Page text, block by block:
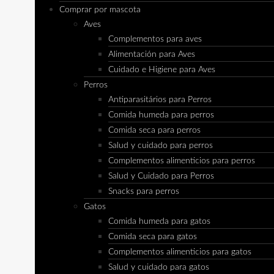
Comprar por mascota
Aves
Complementos para aves
Alimentación para Aves
Cuidado e Higiene para Aves
Perros
Antiparasitários para Perros
Comida humeda para perros
Comida seca para perros
Salud y cuidado para perros
Complementos alimenticios para perros
Salud y Cuidado para Perros
Snacks para perros
Gatos
Comida humeda para gatos
Comida seca para gatos
Complementos alimenticios para gatos
Salud y cuidado para gatos